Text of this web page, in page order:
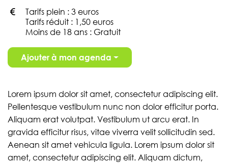
Tarifs plein : 3 euros
Tarifs réduit : 1,50 euros
Moins de 18 ans : Gratuit
Ajouter à mon agenda
Lorem ipsum dolor sit amet, consectetur adipiscing elit.
Pellentesque vestibulum nunc non dolor efficitur porta.
Aliquam erat volutpat. Vestibulum ut arcu erat. In
gravida efficitur risus, vitae viverra velit sollicitudin sed.
Aenean sit amet vehicula ligula. Lorem ipsum dolor sit
amet, consectetur adipiscing elit. Aliquam dictum,